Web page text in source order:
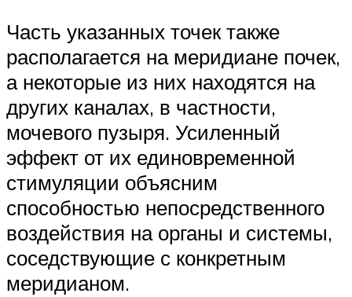
Часть указанных точек также
располагается на меридиане почек,
а некоторые из них находятся на
других каналах, в частности,
мочевого пузыря. Усиленный
эффект от их единовременной
стимуляции объясним
способностью непосредственного
воздействия на органы и системы,
соседствующие с конкретным
меридианом.